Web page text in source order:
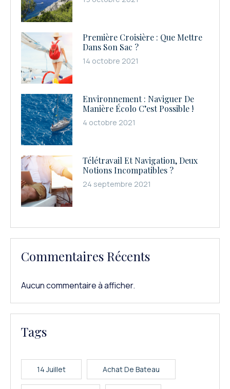
Première Croisière : Que Mettre
Dans Son Sac ?
14 octobre 2021
Environnement : Naviguer De
Manière Écolo C’est Possible !
4 octobre 2021
Télétravail Et Navigation, Deux
Notions Incompatibles ?
24 septembre 2021
Commentaires Récents
Aucun commentaire à afficher.
Tags
14 Juillet Achat De Bateau